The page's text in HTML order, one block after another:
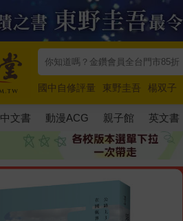
國中自修評量 東野圭吾 楊双子
唯紅花綻放
奧德賽 路邊攤新作
中文書 動漫ACG 親子館 英文書